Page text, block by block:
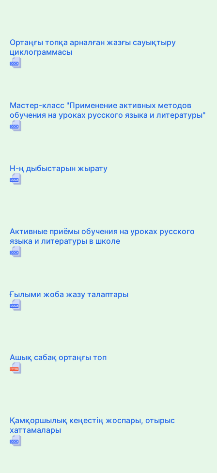
Ортаңғы топқа арналған жазғы сауықтыру
циклограммасы
Мастер-класс "Применение активных методов
обучения на уроках русского языка и литературы"
Н-ң дыбыстарын жырату
Активные приёмы обучения на уроках русского
языка и литературы в школе
Ғылыми жоба жазу талаптары
Ашық сабақ ортаңғы топ
Қамқоршылық кеңестің жоспары, отырыс
хаттамалары